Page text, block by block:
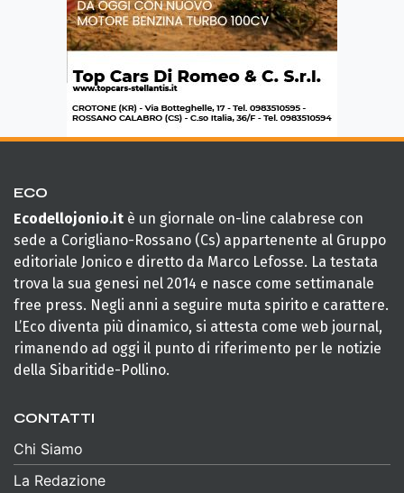
ECO
Ecodellojonio.it è un giornale on-line calabrese con
sede a Corigliano-Rossano (Cs) appartenente al Gruppo
editoriale Jonico e diretto da Marco Lefosse. La testata
trova la sua genesi nel 2014 e nasce come settimanale
free press. Negli anni a seguire muta spirito e carattere.
L’Eco diventa più dinamico, si attesta come web journal,
rimanendo ad oggi il punto di riferimento per le notizie
della Sibaritide-Pollino.
CONTATTI
Chi Siamo
La Redazione